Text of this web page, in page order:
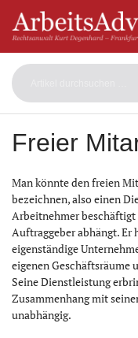
Freier
Man könnte den freien
bezeichnen, also einen
Arbeitnehmer
Auftraggeber abhängt. Er
eigenständige
eigenen Geschäftsräume
Seine Dienstleistung
Zusammenhang mit
unabhängig.